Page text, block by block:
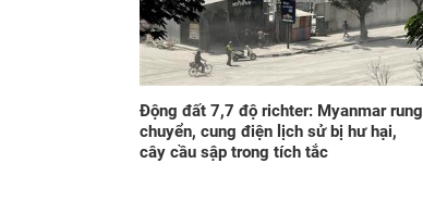
Động đất 7,7 độ richter: Myanmar rung
chuyển, cung điện lịch sử bị hư hại,
cây cầu sập trong tích tắc